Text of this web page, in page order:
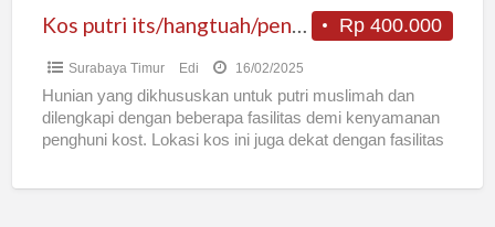
Rp 400.000
Kos putri its/hangtuah/pens/itats
Surabaya Timur Edi 16/02/2025
Hunian yang dikhususkan untuk putri muslimah dan
dilengkapi dengan beberapa fasilitas demi kenyamanan
penghuni kost. Lokasi kos ini juga dekat dengan fasilitas